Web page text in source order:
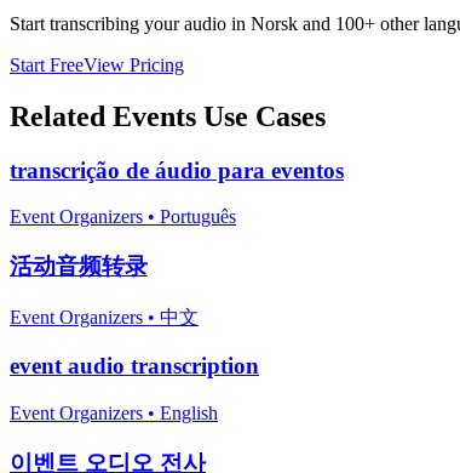
Start transcribing your audio in Norsk and 100+ other
Start FreeView Pricing
Related Events Use Cases
transcrição de áudio para eventos
Event Organizers • Português
活动音频转录
Event Organizers • 中文
event audio transcription
Event Organizers • English
이벤트 오디오 전사